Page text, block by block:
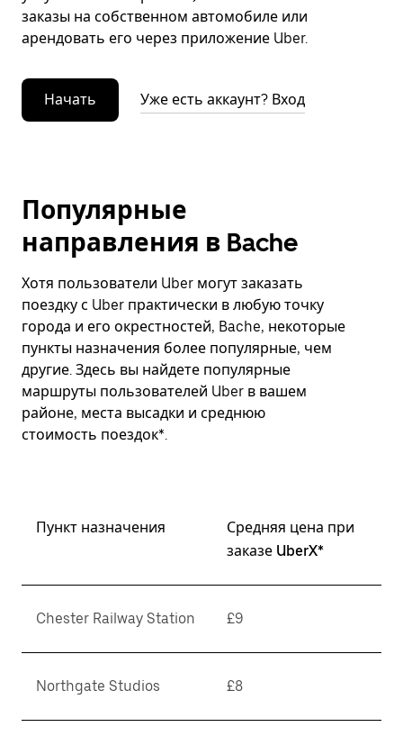
заказы на собственном автомобиле или
арендовать его через приложение Uber.
Начать Уже есть аккаунт? Вход
Популярные
направления в Bache
Хотя пользователи Uber могут заказать
поездку с Uber практически в любую точку
города и его окрестностей, Bache, некоторые
пункты назначения более популярные, чем
другие. Здесь вы найдете популярные
маршруты пользователей Uber в вашем
районе, места высадки и среднюю
стоимость поездок*.
Пункт назначения
Средняя цена при
заказе UberX*
Chester Railway Station £9
Northgate Studios £8